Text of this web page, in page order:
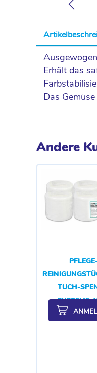
Erhält das
Das
Andere
TUCH-
SYSTEME,